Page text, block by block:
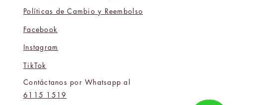
Políticas de Cambio y Reembolso
Facebook
Instagram
TikTok
Contáctanos por Whatsapp al
6115 1519